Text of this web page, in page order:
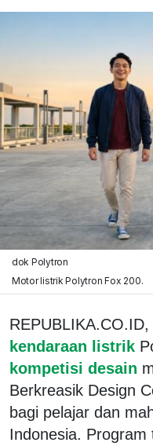
dok Polytron
Motor listrik Polytron Fox 200.
kendaraan listrik
kompetisi desain
Berkreasik Design
bagi pelajar dan
Indonesia. Program